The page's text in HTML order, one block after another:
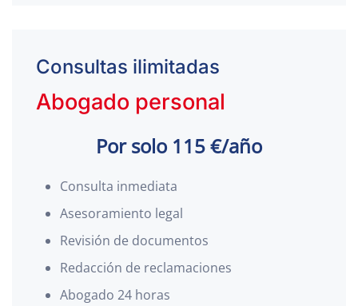
Consultas ilimitadas
Abogado personal
Por solo 115 €/año
Consulta inmediata
Asesoramiento legal
Revisión de documentos
Redacción de reclamaciones
Abogado 24 horas